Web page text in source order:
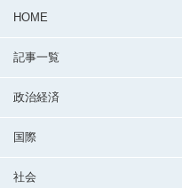
HOME
記事一覧
政治経済
国際
社会